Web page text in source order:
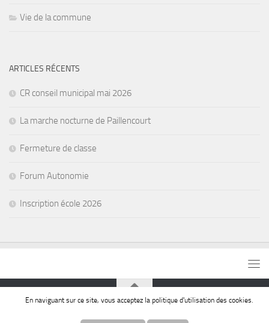
Vie de la commune
ARTICLES RÉCENTS
CR conseil municipal mai 2026
La marche nocturne de Paillencourt
Fermeture de classe
Forum Autonomie
Inscription école 2026
En naviguant sur ce site, vous acceptez la politique d'utilisation des cookies.